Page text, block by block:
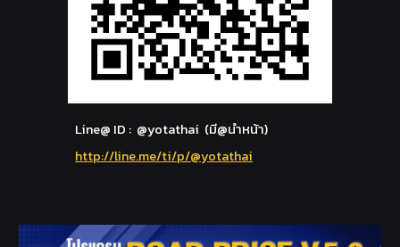
Line@ ID : @yotathai (มี@นำหน้า)
http://line.me/ti/p/@yotathai